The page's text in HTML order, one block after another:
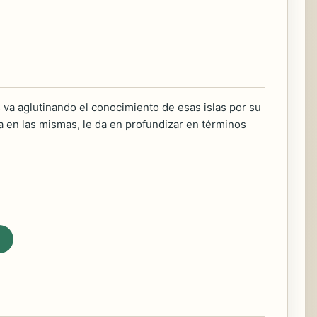
aglutinando el conocimiento de esas islas por su
las mismas, le da en profundizar en términos